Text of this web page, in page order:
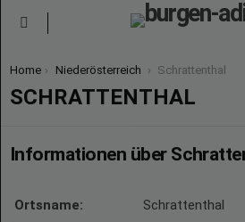
You are here:
Home Niederösterreich Schrattenthal
SCHRATTENTHAL
Informationen über
Ortsname: Schrattenthal